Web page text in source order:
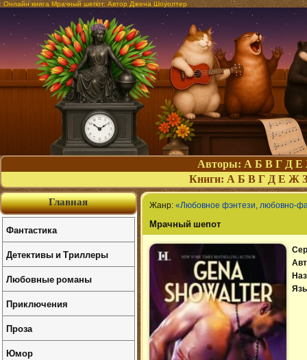
Онлайн книга Мрачный шепот. Автор Джена Шоуолтер
Авторы: А Б В Г Д Е
Книги: А Б В Г Д Е Ж З
Жанр: «Любовное фэнтези, любовно-
Мрачный шепот
Главная
Фантастика
Детективы и Триллеры
Любовные романы
Приключения
Проза
Юмор